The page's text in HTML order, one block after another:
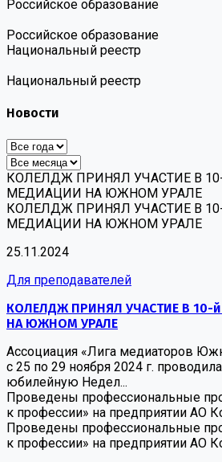
Российское образование
Российское образование
Национальный реестр
Национальный реестр
Новости
КОЛЕЛДЖ ПРИНЯЛ УЧАСТИЕ В
МЕДИАЦИИ НА ЮЖНОМ УРАЛЕ
КОЛЕЛДЖ ПРИНЯЛ УЧАСТИЕ В
МЕДИАЦИИ НА ЮЖНОМ УРАЛЕ
25.11.2024
Для преподавателей
КОЛЕЛДЖ ПРИНЯЛ УЧАСТИЕ В 10-
НА ЮЖНОМ УРАЛЕ
Ассоциация «Лига медиаторов
с 25 по 29 ноября 2024 г.
юбилейную Недел...
Проведены профессиональные
к профессии» на предприятии АО
Проведены профессиональные
к профессии» на предприятии АО